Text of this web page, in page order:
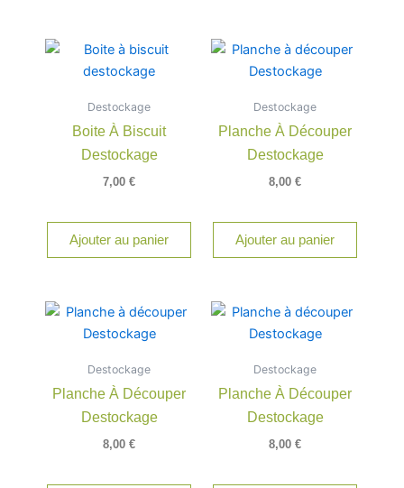
Destockage
Boite À Biscuit
Destockage
7,00 €
Ajouter au panier
Destockage
Planche À Découper
Destockage
8,00 €
Ajouter au panier
Destockage
Planche À Découper
Destockage
8,00 €
Destockage
Planche À Découper
Destockage
8,00 €